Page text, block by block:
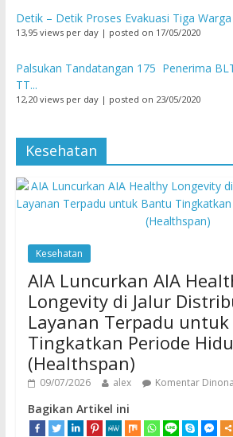
Detik – Detik Proses Evakuasi Tiga
13,95 views per day| posted on 17/05/2020
Palsukan Tandatangan 175 Penerima
TT...
12,20 views per day| posted on 23/05/2020
Kesehatan
Kesehatan
AIA Luncurkan AIA
Longevity di Jalur
Layanan Terpadu
Tingkatkan Periode
(Healthspan)
09/07/2026 alex Komentar
Bagikan Artikel ini